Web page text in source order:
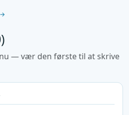
— vær den første til at skrive